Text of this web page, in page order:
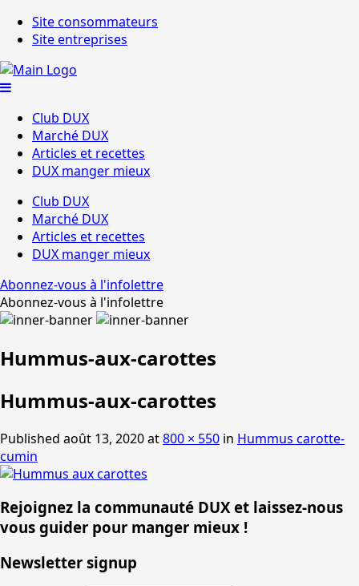
Site consommateurs
Site entreprises
Club DUX
Marché DUX
Articles et recettes
DUX manger mieux
Club DUX
Marché DUX
Articles et recettes
DUX manger mieux
Abonnez-vous à l'infolettre
Abonnez-vous à l'infolettre
Hummus-aux-carottes
Hummus-aux-carottes
Published août 13, 2020at800 × 550 in Hummus carotte-
cumin
Rejoignez la communauté DUX et laissez-nous
vous guider pour manger mieux !
Newsletter signup